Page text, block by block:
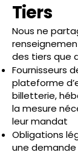
Tiers
Nous ne
des tiers que
Fournisseurs
plateforme
billetterie,
la mesure
leur mandat
Obligations
une